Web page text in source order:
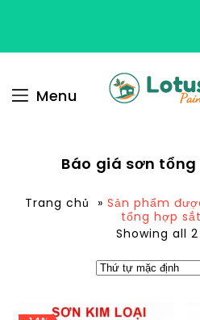
Menu
Báo giá sơn
Trang chủ » Sản phẩm
tổng hợp
Showing all